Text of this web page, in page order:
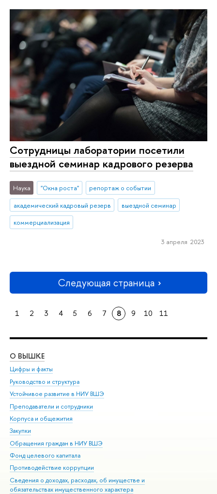
Сотрудницы лаборатории посетили
выездной семинар кадрового резерва
Наука "Окна роста"
репортаж о событии
академический кадровый резерв
выездной семинар
коммерциализация
3 апреля 2023
Следующая страница
1 2 3 4 5 6 7 8 9 10 11
О ВЫШКЕ
Цифры и факты
Руководство и структура
Устойчивое развитие в НИУ ВШЭ
Преподаватели и сотрудники
Корпуса и общежития
Закупки
Обращения граждан в НИУ ВШЭ
Фонд целевого капитала
Противодействие коррупции
Сведения о доходах, расходах, об имуществе и
обязательствах имущественного характера